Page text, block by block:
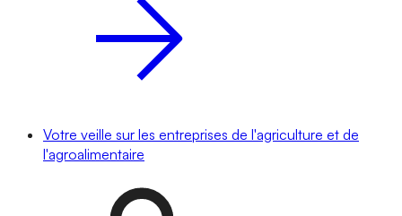
Votre veille sur les entreprises de l'agriculture et de
l'agroalimentaire